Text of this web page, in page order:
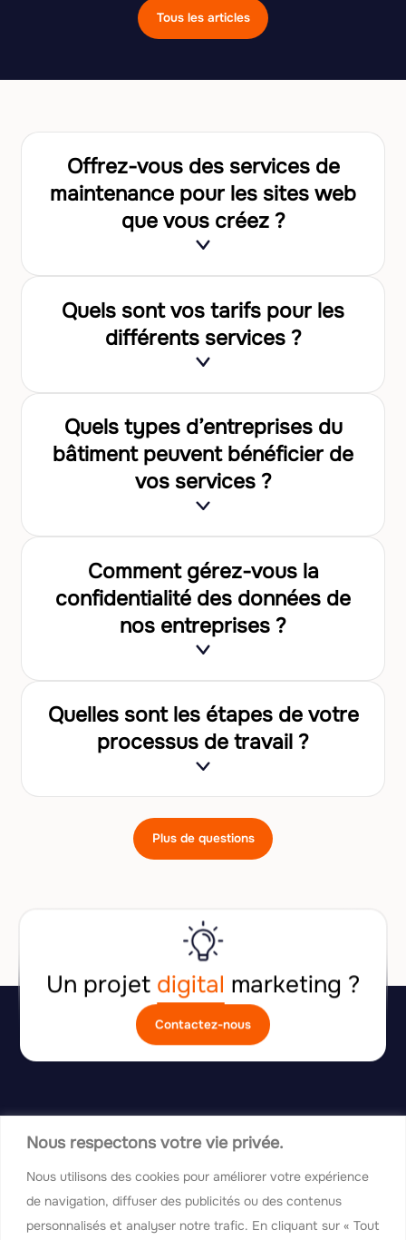
Nous respectons votre vie privée.
Nous utilisons des cookies pour améliorer votre expérience
de navigation, diffuser des publicités ou des contenus
personnalisés et analyser notre trafic. En cliquant sur « Tout
Tous les articles
Offrez-vous des services de
maintenance pour les sites web
que vous créez ?
Quels sont vos tarifs pour les
différents services ?
Quels types d’entreprises du
bâtiment peuvent bénéficier de
vos services ?
Comment gérez-vous la
confidentialité des données de
nos entreprises ?
Quelles sont les étapes de votre
processus de travail ?
Plus de questions
Un projet digital marketing ?
Contactez-nous
Suivez-nous :
Application mobile
Référencement
PIM
L’agence
Blog
FAQ